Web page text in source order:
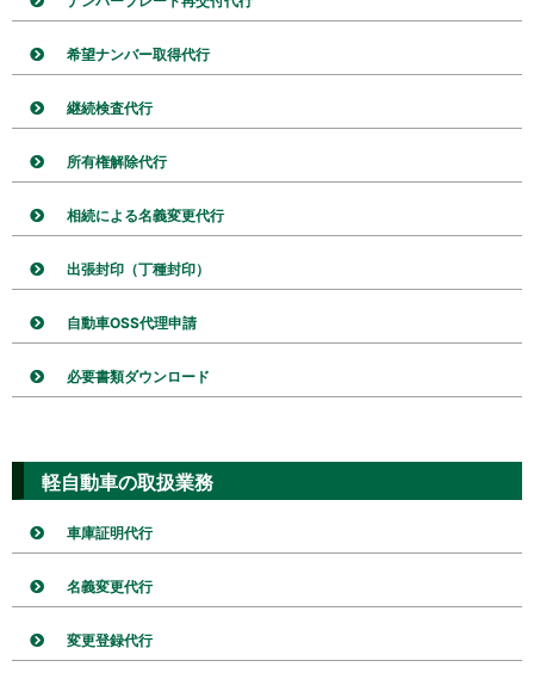
希望ナンバー取得代行
継続検査代行
所有権解除代行
相続による名義変更代行
出張封印（丁種封印）
自動車OSS代理申請
必要書類ダウンロード
軽自動車の取扱業務
車庫証明代行
名義変更代行
変更登録代行